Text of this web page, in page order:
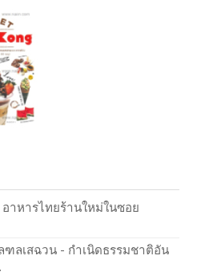
อาหารไทยร้านใหม่ในซอย
ฑลเสฉวน - กำเนิดธรรมชาติอัน